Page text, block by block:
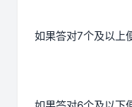
如果答对7个及以上